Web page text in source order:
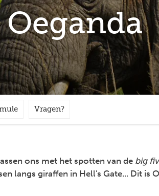
Vragen?
ons met het spotten van de big
langs giraffen in Hell's Gate... Dit is